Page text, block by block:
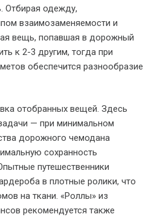
Отбирая одежду,
взаимозаменяемости и
вещь, попавшая в дорожный
к 2-3 другим, тогда при
обеспечится разнообразие
отобранных вещей. Здесь
— при минимальном
дорожного чемодана
сохранность
путешественники
в плотные ролики, что
на ткани. «Роллы» из
рекомендуется также